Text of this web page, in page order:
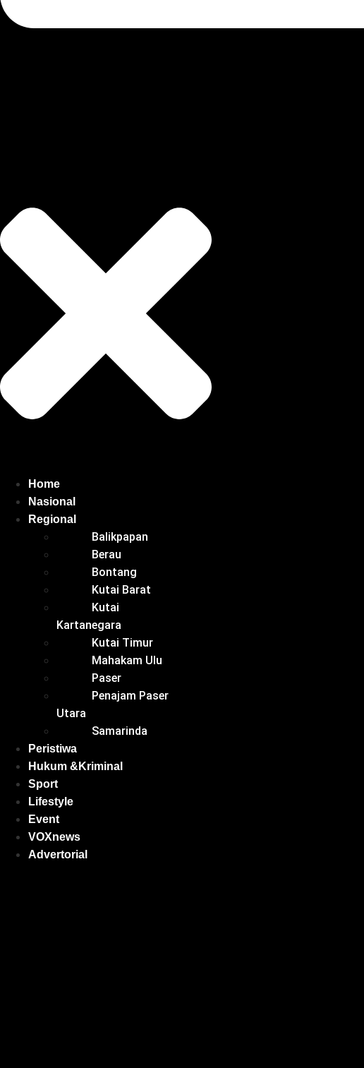
Home
Nasional
Regional
Balikpapan
Berau
Bontang
Kutai Barat
Kutai
Kartanegara
Kutai Timur
Mahakam Ulu
Paser
Penajam Paser
Utara
Samarinda
Peristiwa
Hukum &Kriminal
Sport
Lifestyle
Event
VOXnews
Advertorial